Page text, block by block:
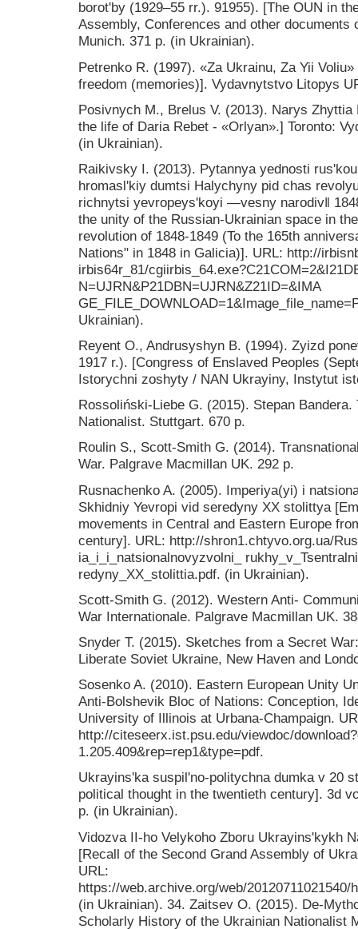
borotʹby (1929–55 rr.). 91955). [The OUN in
Assembly, Conferences and other documents
Munich. 371 p. (in Ukrainian).
Petrenko R. (1997). «Za Ukrainu, Za Yii
freedom (memories)]. Vydavnytstvo Litopys
Posivnych M., Brelus V. (2013). Narys
the life of Daria Rebet - «Orlyan».] Toronto:
(in Ukrainian).
Raikivsky I. (2013). Pytannya yednosti
hromaslʹkiy dumtsi Halychyny pid chas
richnytsi yevropeysʹkoyi ―vesny narodiv‖
the unity of the Russian-Ukrainian space in
revolution of 1848-1849 (To the 165th
Nations" in 1848 in Galicia)]. URL: http://
irbis64r_81/
N=UJRN&P21DBN=UJRN&Z21ID=&IMA
Ukrainian).
Reyent O., Andrusyshyn B. (1994). Zyizd
1917 r.). [Congress of Enslaved Peoples
Istorychni zoshyty / NAN Ukrayiny, Instytut
Rossoliński-Liebe G. (2015). Stepan
Nationalist. Stuttgart. 670 p.
Roulin S., Scott-Smith G. (2014).
War. Palgrave Macmillan UK. 292 p.
Rusnachenko A. (2005). Imperiya(yi) i
Skhidniy Yevropi vid seredyny XX stolittya
movements in Central and Eastern Europe
century]. URL: http://shron1.chtyvo.org.ua/
ia_i_i_natsionalnovyzvolni_
redyny_XX_stolittia.pdf. (in Ukrainian).
Scott-Smith G. (2012). Western Anti-
War Internationale. Palgrave Macmillan UK.
Snyder T. (2015). Sketches from a Secret
Liberate Soviet Ukraine, New Haven and
Sosenko A. (2010). Eastern European Unity
Anti-Bolshevik Bloc of Nations: Conception,
University of Illinois at Urbana-Champaign.
http://citeseerx.ist.psu.edu/viewdoc/
1.205.409&rep=rep1&type=pdf.
Ukrayinsʹka suspilʹno-politychna dumka v 20
political thought in the twentieth century]. 3d
p. (in Ukrainian).
Vidozva II-ho Velykoho Zboru Ukrayinsʹkykh
[Recall of the Second Grand Assembly of
URL:
https://web.archive.org/web/
(in Ukrainian). 34. Zaitsev O. (2015). De-
Scholarly History of the Ukrainian Nationalist